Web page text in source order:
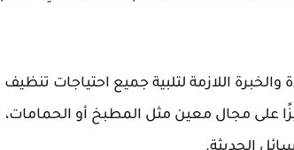
اللازمة لتلبية جميع احتياجات تنظيف
على مجال معين مثل المطبخ أو الحمامات،